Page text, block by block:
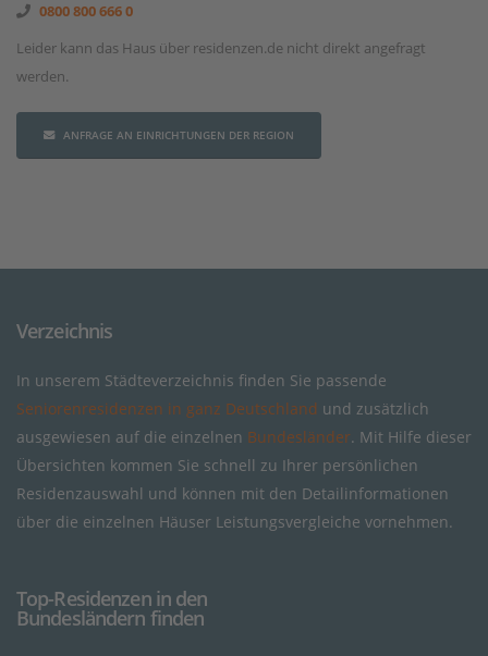
0800 800 666 0
Leider kann das Haus über residenzen.de nicht direkt angefragt
werden.
ANFRAGE AN EINRICHTUNGEN DER REGION
Verzeichnis
In unserem Städteverzeichnis finden Sie passende
Seniorenresidenzen in ganz Deutschland und zusätzlich
ausgewiesen auf die einzelnen Bundesländer. Mit Hilfe dieser
Übersichten kommen Sie schnell zu Ihrer persönlichen
Residenzauswahl und können mit den Detailinformationen
über die einzelnen Häuser Leistungsvergleiche vornehmen.
Top-Residenzen in den
Bundesländern finden